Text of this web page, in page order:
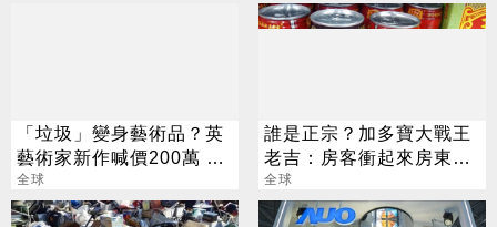
「垃圾」變身藝術品？英
藝術家新作喊價200萬 網
傻眼：這我家很多！
全球
誰是正宗？加多寶大戰王
老吉：房客衝起來房東卻
收回自己做
全球